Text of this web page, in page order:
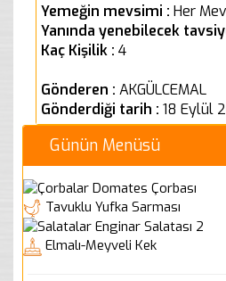
Yemeğin mevsimi : Her
Yanında yenebilecek
Kaç Kişilik : 4
Gönderen : AKGÜLCEMAL
Gönderdiği tarih : 18 Eylül
Günün Menüsü
Domates Çorbası
Tavuklu Yufka Sarması
Enginar Salatası 2
Elmalı-Meyveli Kek